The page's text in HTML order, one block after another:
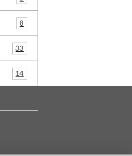
8
33
14